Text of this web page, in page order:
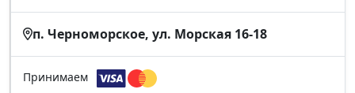
п. Черноморское, ул. Морская 16-18
Принимаем